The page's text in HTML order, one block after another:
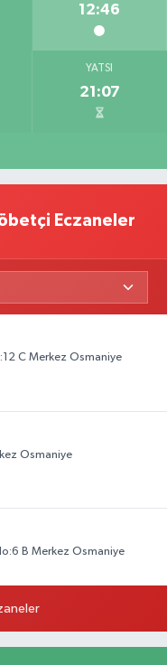
12:46
YATSI
21:07
Eczaneler
C Merkez Osmaniye
Osmaniye
B Merkez Osmaniye